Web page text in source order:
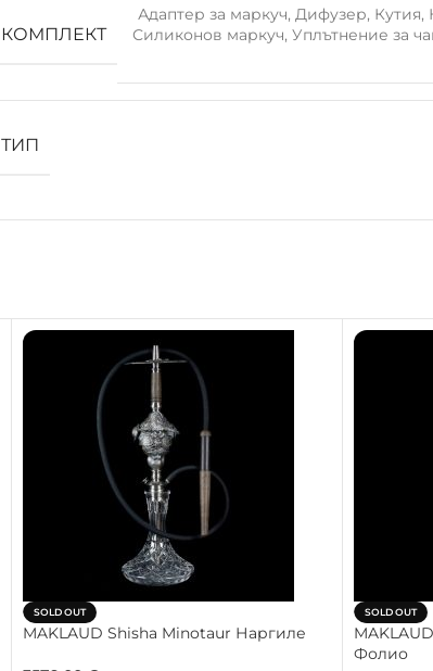
КОМПЛЕКТ
Адаптер за маркуч, Дифузер, Кутия,
Силиконов маркуч, Уплътнение за
ТИП
SOLD OUT
MAKLAUD Shisha Minotaur Наргиле
SOLD OUT
Фолио